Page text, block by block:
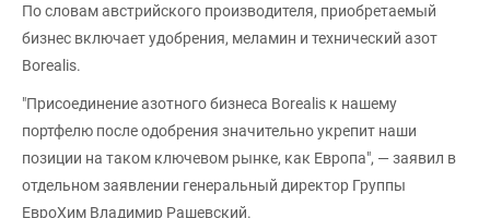
По словам австрийского производителя, приобретаемый
бизнес включает удобрения, меламин и технический азот
Borealis.
"Присоединение азотного бизнеса Borealis к нашему
портфелю после одобрения значительно укрепит наши
позиции на таком ключевом рынке, как Европа", — заявил в
отдельном заявлении генеральный директор Группы
ЕвроХим Владимир Рашевский.